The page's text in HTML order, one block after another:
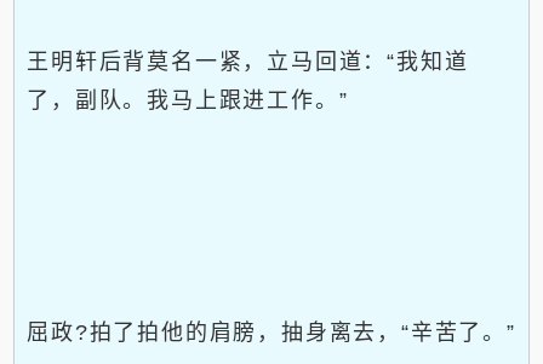
王明轩后背莫名一紧，立马回道：“我知道
了，副队。我马上跟进工作。”
屈政?拍了拍他的肩膀，抽身离去，“辛苦了。”